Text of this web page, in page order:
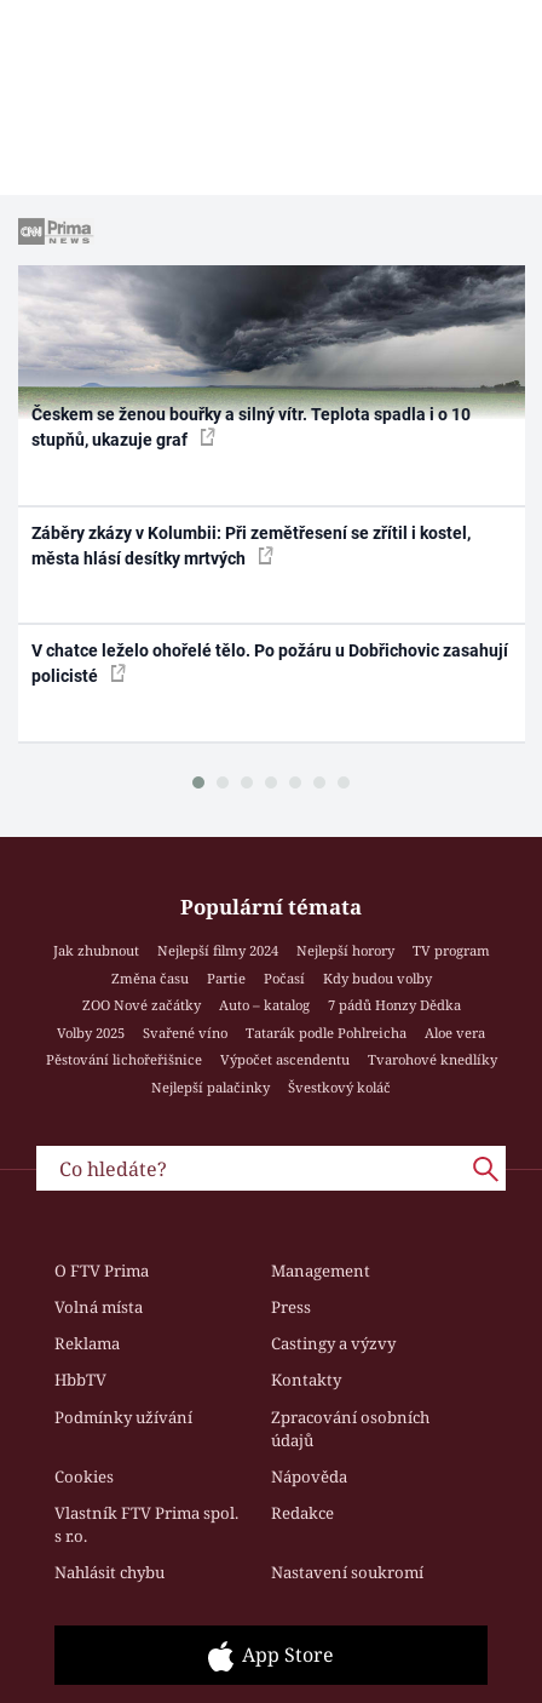
Českem se ženou bouřky a silný vítr. Teplota spadla i o 10
stupňů, ukazuje graf
Záběry zkázy v Kolumbii: Při zemětřesení se zřítil i kostel,
města hlásí desítky mrtvých
V chatce leželo ohořelé tělo. Po požáru u Dobřichovic zasahují
policisté
Populární témata
Jak zhubnout Nejlepší filmy 2024 Nejlepší horory
TV program
Změna času
Partie Počasí
Kdy budou volby
ZOO Nové začátky
Auto – katalog
7 pádů Honzy Dědka
Volby 2025
Svařené víno Tatarák podle Pohlreicha
Aloe vera
Pěstování lichořeřišnice
Výpočet ascendentu
Tvarohové knedlíky
Nejlepší palačinky
Švestkový koláč
O FTV Prima
Management
Volná místa
Press
Reklama
Castingy a výzvy
HbbTV
Kontakty
Podmínky užívání
Zpracování osobních
údajů
Cookies
Nápověda
Vlastník FTV Prima spol.
s r.o.
Redakce
Nahlásit chybu Nastavení soukromí
App Store